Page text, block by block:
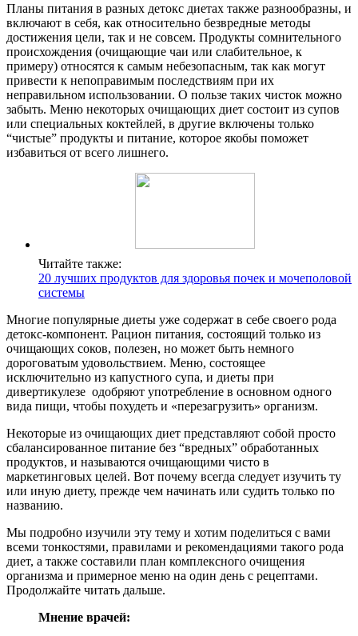
Планы питания в разных детокс диетах также разнообразны, и
включают в себя, как относительно безвредные методы
достижения цели, так и не совсем. Продукты сомнительного
происхождения (очищающие чаи или слабительное, к
примеру) относятся к самым небезопасным, так как могут
привести к непоправимым последствиям при их
неправильном использовании. О пользе таких чисток можно
забыть. Меню некоторых очищающих диет состоит из супов
или специальных коктейлей, в другие включены только
“чистые” продукты и питание, которое якобы поможет
избавиться от всего лишнего.
Читайте также:
20 лучших продуктов для здоровья почек и мочеполовой
системы
Многие популярные диеты уже содержат в себе своего рода
детокс-компонент. Рацион питания, состоящий только из
очищающих соков, полезен, но может быть немного
дороговатым удовольствием. Меню, состоящее
исключительно из капустного супа, и диеты при
дивертикулезе одобряют употребление в основном одного
вида пищи, чтобы похудеть и «перезагрузить» организм.
Некоторые из очищающих диет представляют собой просто
сбалансированное питание без “вредных” обработанных
продуктов, и называются очищающими чисто в
маркетинговых целей. Вот почему всегда следует изучить ту
или иную диету, прежде чем начинать или судить только по
названию.
Мы подробно изучили эту тему и хотим поделиться с вами
всеми тонкостями, правилами и рекомендациями такого рода
диет, а также составили план комплексного очищения
организма и примерное меню на один день с рецептами.
Продолжайте читать дальше.
Мнение врачей: